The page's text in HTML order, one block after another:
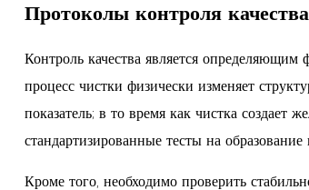
Протоколы контроля
Контроль качества является
процесс чистки физически изменяет
показатель; в то время как чистка
стандартизированные тесты на
Кроме того, необходимо проверить